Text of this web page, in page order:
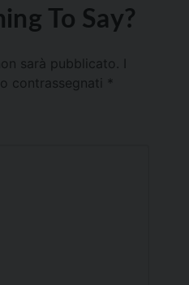
To Say?
sarà pubblicato.
contrassegnati *